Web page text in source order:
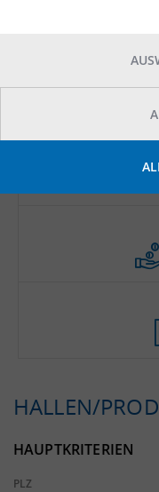
HALLEN/
HAUPTKRITERIEN
PLZ